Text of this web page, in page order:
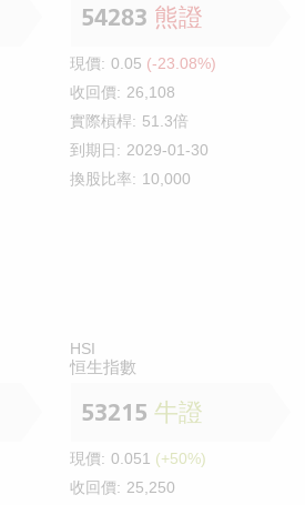
54283 熊證
現價: 0.05 (-23.08%)
收回價: 26,108
實際槓桿: 51.3倍
到期日: 2029-01-30
換股比率: 10,000
HSI
恒生指數
53215 牛證
現價: 0.051 (+50%)
收回價: 25,250